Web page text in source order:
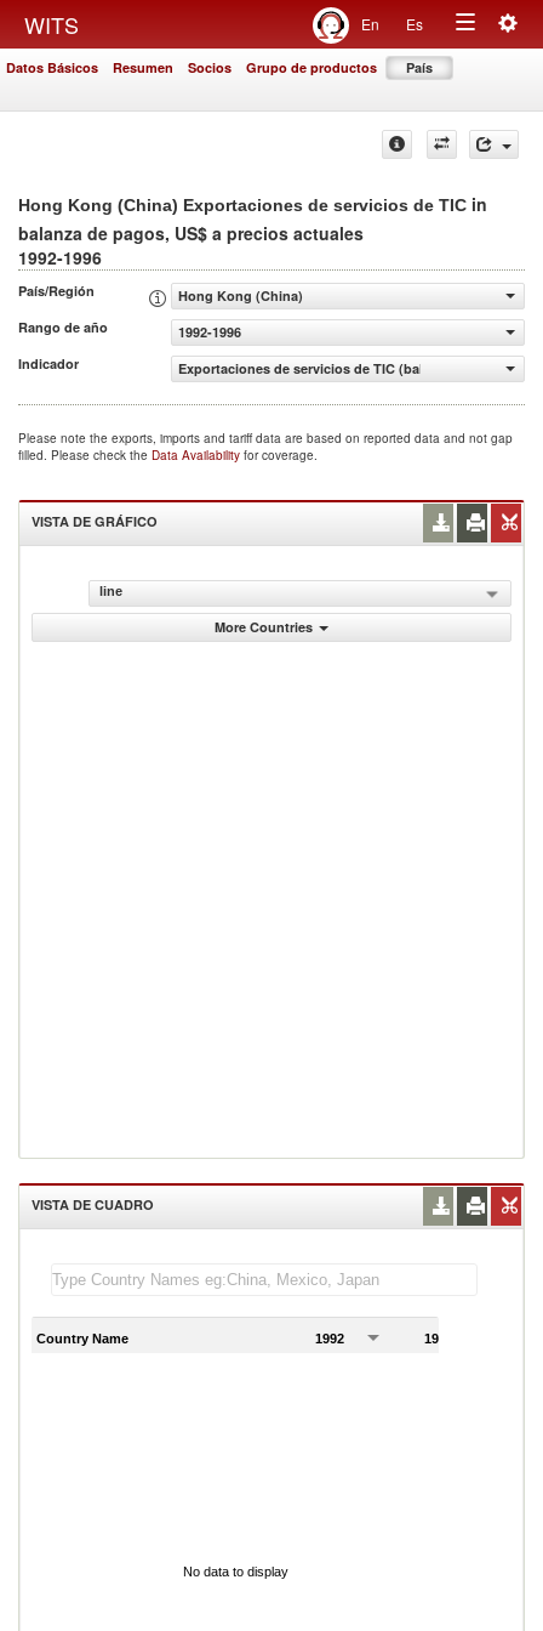
WITS En Es
Toggle
Datos Básicos Resumen Socios Grupo de productos País
Hong Kong (China) Exportaciones de servicios de TIC in
balanza de pagos, US$ a precios actuales
1992-1996
País/Región
Hong Kong (China)
Rango de año
1992-1996
Indicador
Exportaciones de servicios de TIC (balanza de pagos,
Please note the exports, imports and tariff data are based on reported data and not gap
filled. Please check the Data Availability for coverage.
VISTA DE GRÁFICO
line
More Countries
VISTA DE CUADRO
Country Name 1992 1993
No data to display